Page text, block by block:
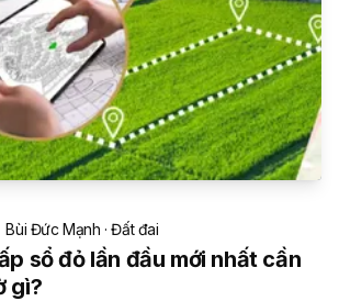
Bùi Đức Mạnh ·Đất đai
sổ đỏ lần đầu mới nhất cần
gì?